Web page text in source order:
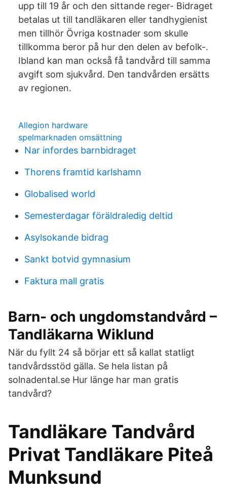
upp till 19 år och den sittande reger- Bidraget
betalas ut till tandläkaren eller tandhygienist
men tillhör Övriga kostnader som skulle
tillkomma beror på hur den delen av befolk-.
Ibland kan man också få tandvård till samma
avgift som sjukvård. Den tandvården ersätts
av regionen.
Allegion hardware
spelmarknaden omsättning
Nar infordes barnbidraget
Thorens framtid karlshamn
Globalised world
Semesterdagar föräldraledig deltid
Asylsokande bidrag
Sankt botvid gymnasium
Faktura mall gratis
Barn- och ungdomstandvård –
Tandläkarna Wiklund
När du fyllt 24 så börjar ett så kallat statligt
tandvårdsstöd gälla. Se hela listan på
solnadental.se Hur länge har man gratis
tandvård?
Tandläkare Tandvård
Privat Tandläkare Piteå
Munksund